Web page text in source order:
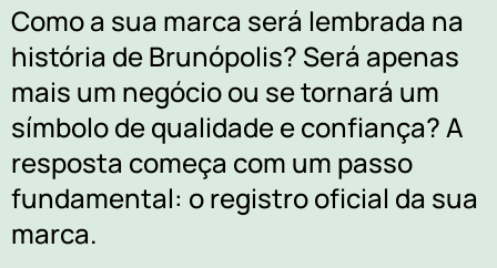
Como a sua marca será lembrada na
história de Brunópolis? Será apenas
mais um negócio ou se tornará um
símbolo de qualidade e confiança? A
resposta começa com um passo
fundamental: o registro oficial da sua
marca.